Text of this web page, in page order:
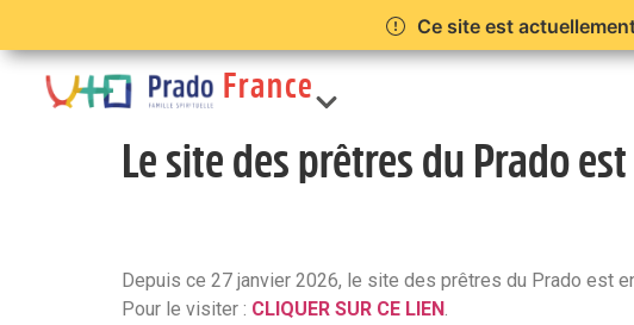
Ce site est
France
Prêtres
Limonest
Le site des prêtres du Prado
Depuis ce 27 janvier 2026, le site des prêtres du Prado est
Pour le visiter : CLIQUER SUR CE LIEN.